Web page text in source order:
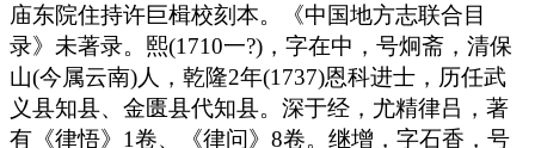
庙东院住持许巨楫校刻本。《中国地方志联合目
录》未著录。熙(1710一?)，字在中，号炯斋，清保
山(今属云南)人，乾隆2年(1737)恩科进士，历任武
义县知县、金匮县代知县。深于经，尤精律吕，著
有《律悟》1卷、《律问》8卷。继增，字石香，号